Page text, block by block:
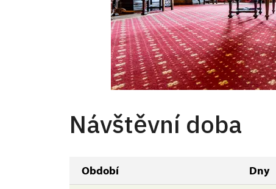
Návštěvní doba
Období Dny